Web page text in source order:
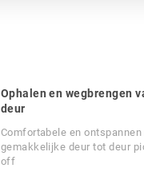
Ophalen en wegbrengen
deur
Comfortabele en
gemakkelijke deur tot deur
off